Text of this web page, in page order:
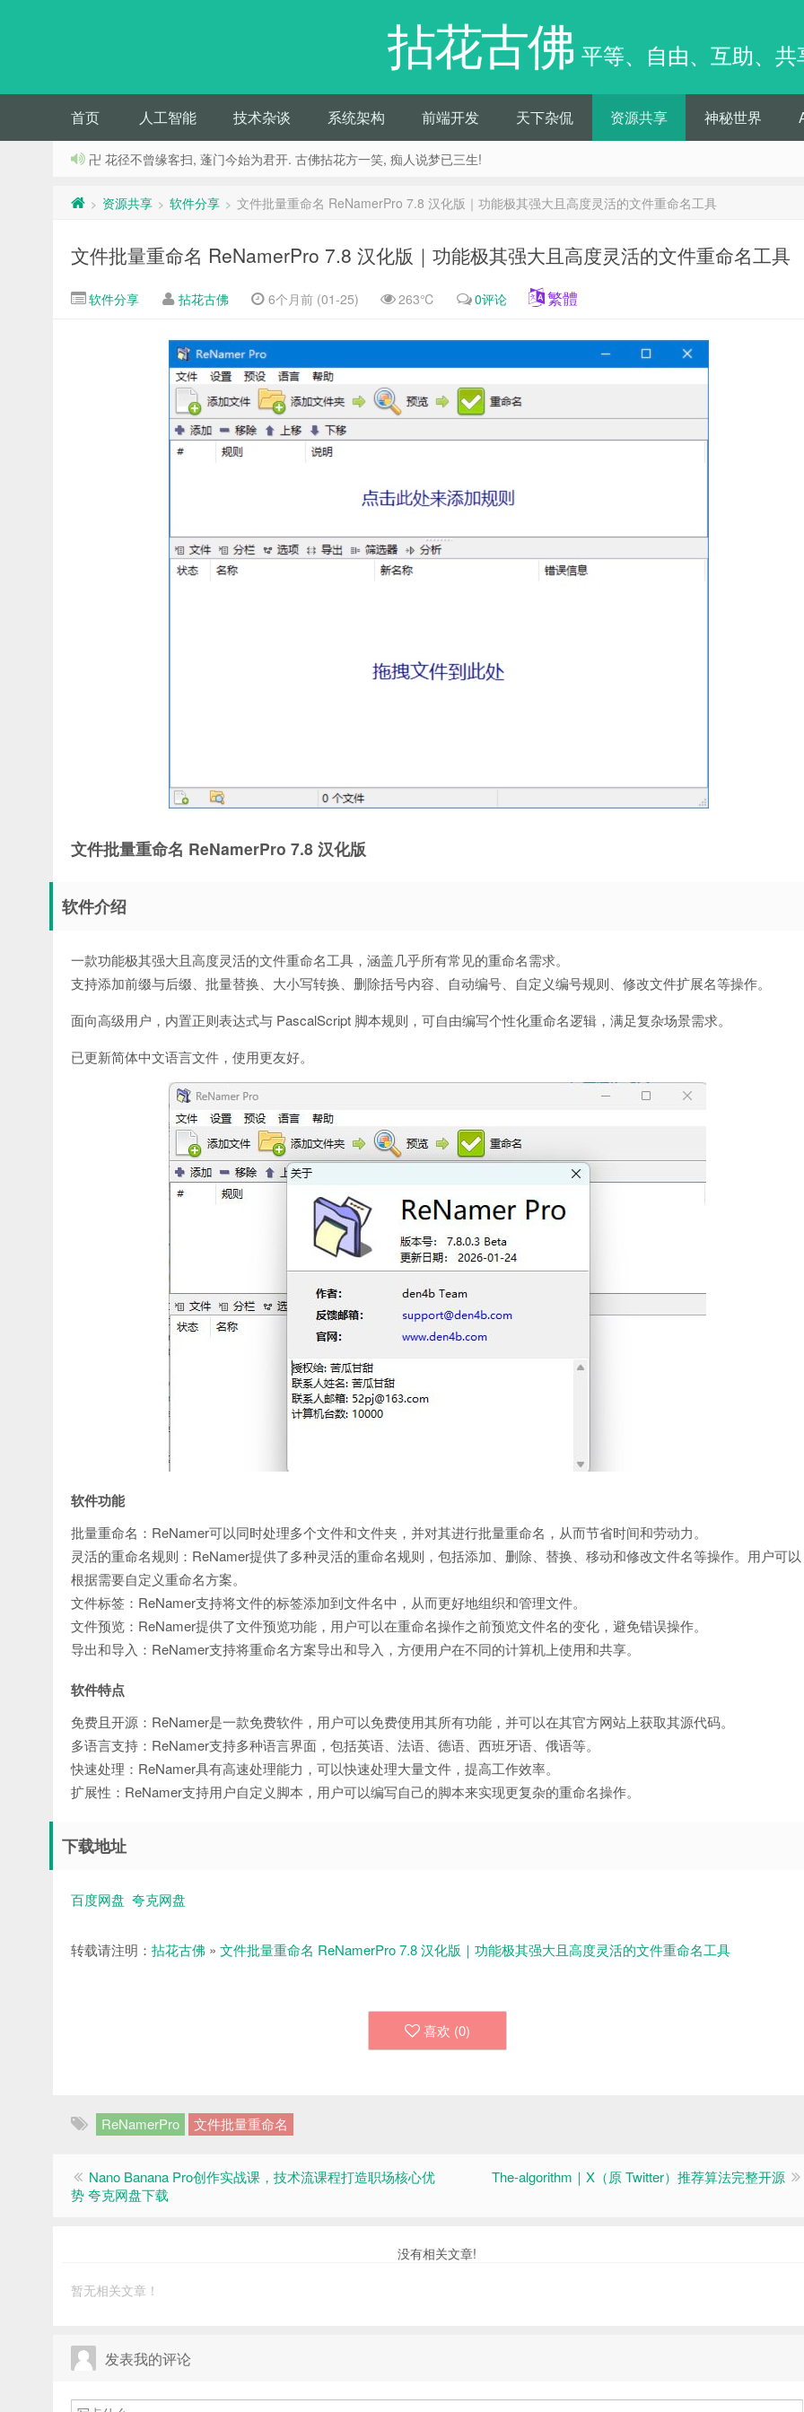
拈花古佛 平等、自由、互助、共
首页 人工智能 技术杂谈 系统架构 前端开发 天下杂侃 资源共享 神秘世界
卍 花径不曾缘客扫, 蓬门今始为君开. 古佛拈花方一笑, 痴人说梦已三生!
> 资源共享 > 软件分享 > 文件批量重命名 ReNamerPro 7.8 汉化版｜功能极其强大且高度灵活的文件重命名工具
文件批量重命名 ReNamerPro 7.8 汉化版｜功能极其强大且高度灵活的文件重命名工具
软件分享 拈花古佛 6个月前 (01-25) 263℃ 0评论 繁體
文件批量重命名 ReNamerPro 7.8 汉化版
软件介绍
一款功能极其强大且高度灵活的文件重命名工具，涵盖几乎所有常见的重命名需求。
支持添加前缀与后缀、批量替换、大小写转换、删除括号内容、自动编号、自定义编号规则、修改文件扩展名等操作。
面向高级用户，内置正则表达式与 PascalScript 脚本规则，可自由编写个性化重命名逻辑，满足复杂场景需求。
已更新简体中文语言文件，使用更友好。
软件功能
批量重命名：ReNamer可以同时处理多个文件和文件夹，并对其进行批量重命名，从而节省时间和劳动力。
灵活的重命名规则：ReNamer提供了多种灵活的重命名规则，包括添加、删除、替换、移动和修改文件名等操作。用户可以
根据需要自定义重命名方案。
文件标签：ReNamer支持将文件的标签添加到文件名中，从而更好地组织和管理文件。
文件预览：ReNamer提供了文件预览功能，用户可以在重命名操作之前预览文件名的变化，避免错误操作。
导出和导入：ReNamer支持将重命名方案导出和导入，方便用户在不同的计算机上使用和共享。
软件特点
免费且开源：ReNamer是一款免费软件，用户可以免费使用其所有功能，并可以在其官方网站上获取其源代码。
多语言支持：ReNamer支持多种语言界面，包括英语、法语、德语、西班牙语、俄语等。
快速处理：ReNamer具有高速处理能力，可以快速处理大量文件，提高工作效率。
扩展性：ReNamer支持用户自定义脚本，用户可以编写自己的脚本来实现更复杂的重命名操作。
下载地址
百度网盘 夸克网盘
转载请注明： 拈花古佛 » 文件批量重命名 ReNamerPro 7.8 汉化版｜功能极其强大且高度灵活的文件重命名工具
喜欢 (0)
ReNamerPro 文件批量重命名
Nano Banana Pro创作实战课，技术流课程打造职场核心优
势 夸克网盘下载
The-algorithm｜X（原 Twitter）推荐算法完整开源
没有相关文章!
暂无相关文章！
发表我的评论